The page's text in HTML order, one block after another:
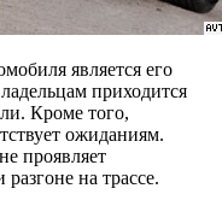
является его
приходится
Кроме того,
ожиданиям.
проявляет
на трассе.